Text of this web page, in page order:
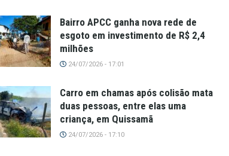
Bairro APCC ganha nova rede de
esgoto em investimento de R$ 2,4
milhões
24/07/2026 - 17:01
Carro em chamas após colisão mata
duas pessoas, entre elas uma
criança, em Quissamã
24/07/2026 - 17:10